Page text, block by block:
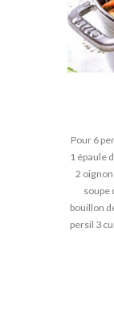
Pour 6
1 épaule
2
soupe
bouillon
persil 3